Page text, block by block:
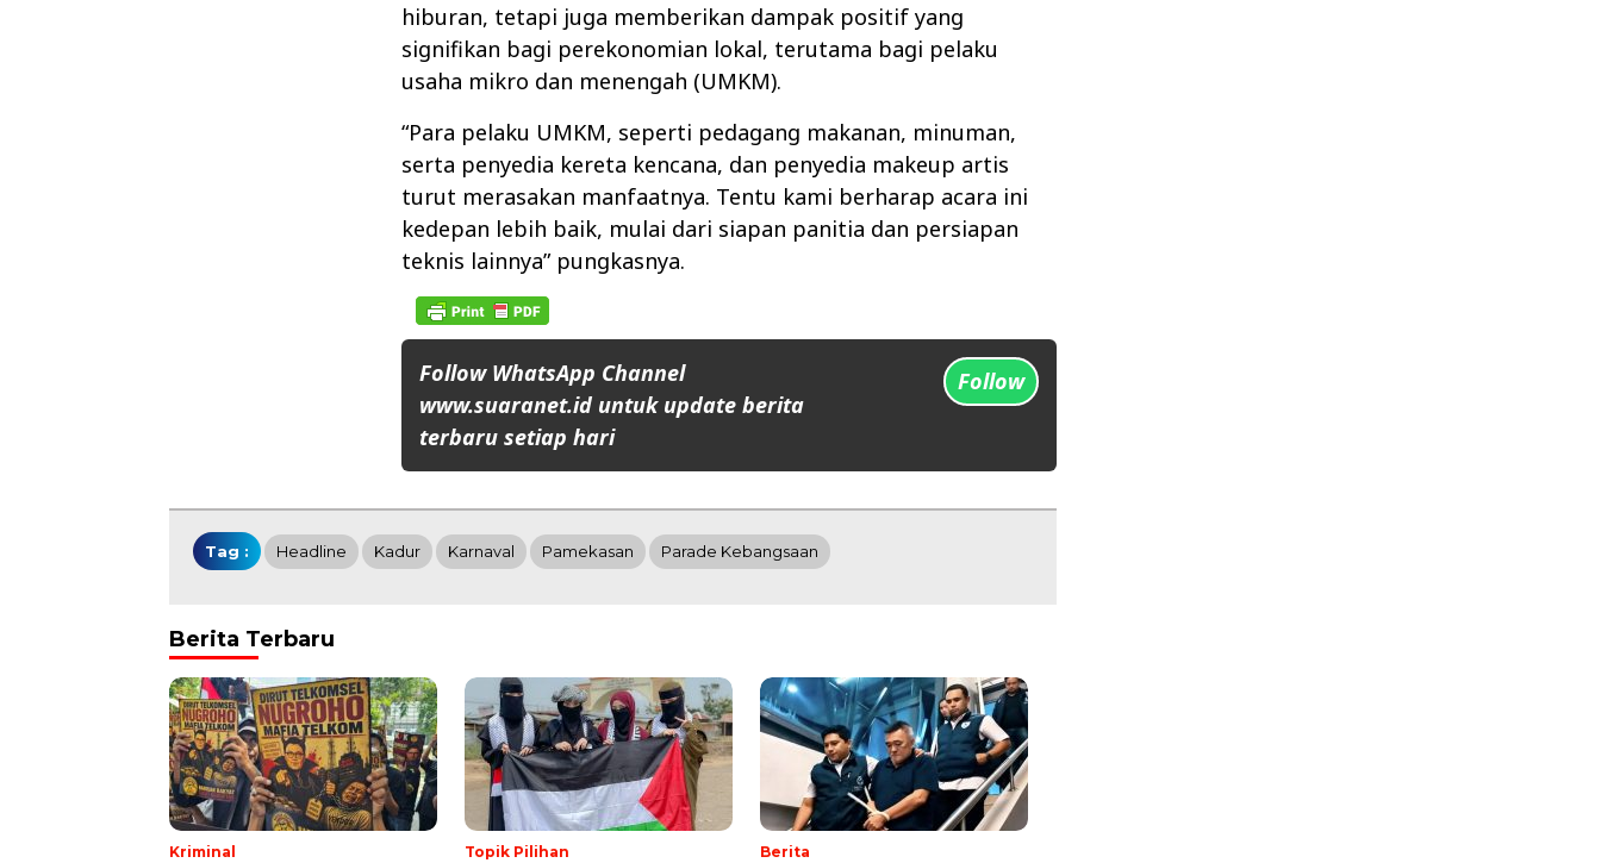
hiburan, tetapi juga memberikan dampak positif yang
signifikan bagi perekonomian lokal, terutama bagi pelaku
usaha mikro dan menengah (UMKM).
“Para pelaku UMKM, seperti pedagang makanan, minuman,
serta penyedia kereta kencana, dan penyedia makeup artis
turut merasakan manfaatnya. Tentu kami berharap acara ini
kedepan lebih baik, mulai dari siapan panitia dan persiapan
teknis lainnya” pungkasnya.
Follow WhatsApp Channel
www.suaranet.id untuk update berita
terbaru setiap hari
Follow
Tag : Headline Kadur Karnaval Pamekasan Parade Kebangsaan
Berita Terbaru
Kriminal Topik Pilihan Berita